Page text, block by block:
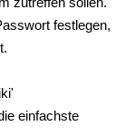
festlegen,
einfachste